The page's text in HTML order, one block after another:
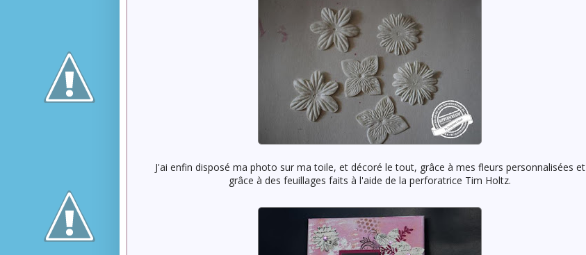
J'ai enfin disposé ma photo sur ma toile, et décoré le tout, grâce à mes fleurs personnalisées et
grâce à des feuillages faits à l'aide de la perforatrice Tim Holtz.